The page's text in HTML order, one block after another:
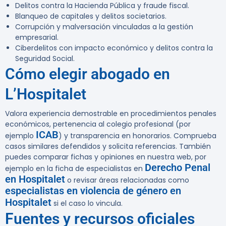
Delitos contra la Hacienda Pública y fraude fiscal.
Blanqueo de capitales y delitos societarios.
Corrupción y malversación vinculadas a la gestión
empresarial.
Ciberdelitos con impacto económico y delitos contra la
Seguridad Social.
Cómo elegir abogado en
L’Hospitalet
Valora experiencia demostrable en procedimientos penales
económicos, pertenencia al colegio profesional (por
ejemplo ICAB) y transparencia en honorarios. Comprueba
casos similares defendidos y solicita referencias. También
puedes comparar fichas y opiniones en nuestra web, por
ejemplo en la ficha de especialistas en Derecho Penal
en Hospitalet o revisar áreas relacionadas como
especialistas en violencia de género en
Hospitalet si el caso lo vincula.
Fuentes y recursos oficiales